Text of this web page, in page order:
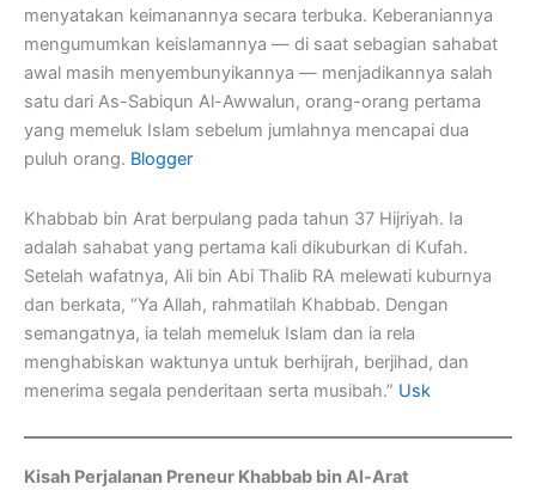
menyatakan keimanannya secara terbuka. Keberaniannya
mengumumkan keislamannya — di saat sebagian sahabat
awal masih menyembunyikannya — menjadikannya salah
satu dari As-Sabiqun Al-Awwalun, orang-orang pertama
yang memeluk Islam sebelum jumlahnya mencapai dua
puluh orang. Blogger
Khabbab bin Arat berpulang pada tahun 37 Hijriyah. Ia
adalah sahabat yang pertama kali dikuburkan di Kufah.
Setelah wafatnya, Ali bin Abi Thalib RA melewati kuburnya
dan berkata, “Ya Allah, rahmatilah Khabbab. Dengan
semangatnya, ia telah memeluk Islam dan ia rela
menghabiskan waktunya untuk berhijrah, berjihad, dan
menerima segala penderitaan serta musibah.” Usk
Kisah Perjalanan Preneur Khabbab bin Al-Arat